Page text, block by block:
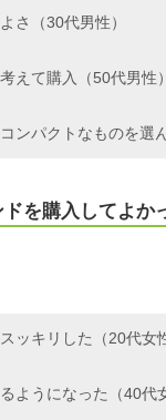
さ（30代男性）
えて購入（50代男性）
ンパクトなものを選
を購入してよか
ッキリした（20代女
ようになった（40代